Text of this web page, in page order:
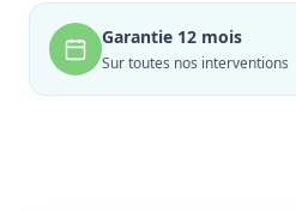
Garantie 12 mois
Sur toutes nos interventions